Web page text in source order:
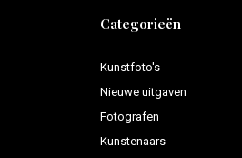
Categorieën
Kunstfoto's
Nieuwe uitgaven
Fotografen
Kunstenaars